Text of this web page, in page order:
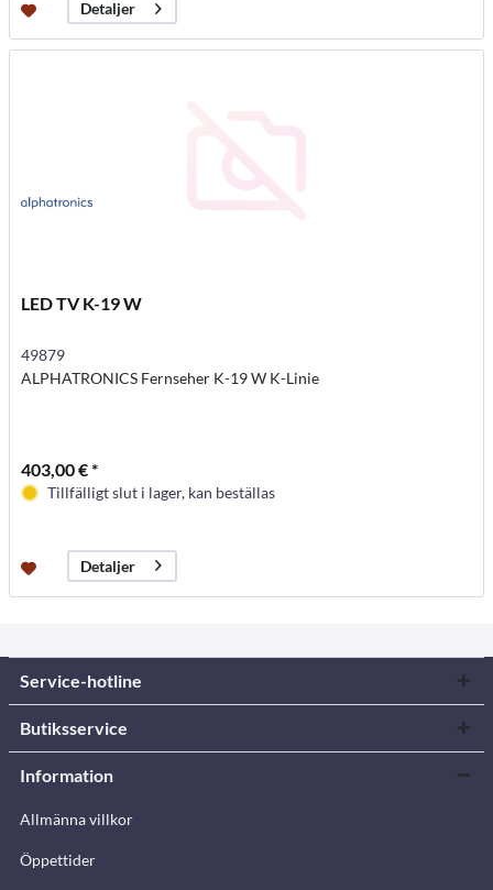
Detaljer
LED TV K-19 W
49879
ALPHATRONICS Fernseher K-19 W K-Linie
403,00 € *
Tillfälligt slut i lager, kan beställas
Detaljer
Service-hotline
Butiksservice
Information
Allmänna villkor
Öppettider